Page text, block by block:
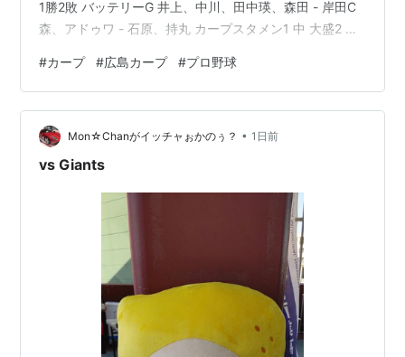
1勝2敗 バッテリーG 井上、中川、田中瑛、森田 - 岸田C
森、アドゥワ - 石原、持丸 カープスタメン1 中 大盛2 二
佐々木8 捕 石原9 投 森 ------------------------------ 5回
表、石塚ヒット、佐々木ヒット…
#カープ #広島カープ #プロ野球
Mon☆Chanがイッチャぉかのぅ？ • 1日前
vs Giants